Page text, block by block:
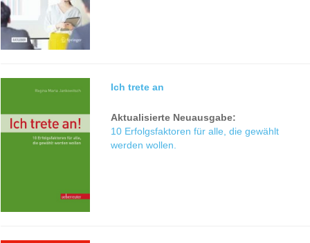
Ich trete an
Aktualisierte Neuausgabe:
10 Erfolgsfaktoren für alle, die gewählt
werden wollen.